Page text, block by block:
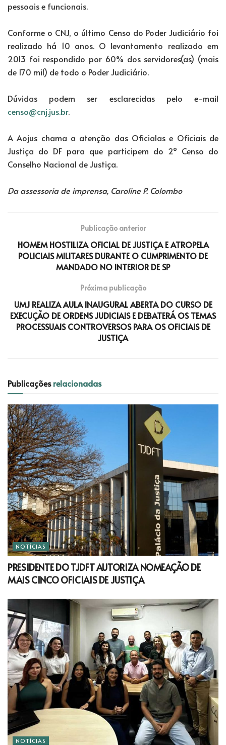
pessoais e funcionais.
Conforme o CNJ, o último Censo do Poder Judiciário foi
realizado há 10 anos. O levantamento realizado em
2013 foi respondido por 60% dos servidores(as) (mais
de 170 mil) de todo o Poder Judiciário.
Dúvidas podem ser esclarecidas pelo e-mail
censo@cnj.jus.br.
A Aojus chama a atenção das Oficialas e Oficiais de
Justiça do DF para que participem do 2º Censo do
Conselho Nacional de Justiça.
Da assessoria de imprensa, Caroline P. Colombo
Publicação anterior
HOMEM HOSTILIZA OFICIAL DE JUSTIÇA E ATROPELA
POLICIAIS MILITARES DURANTE O CUMPRIMENTO DE
MANDADO NO INTERIOR DE SP
Próxima publicação
UMJ REALIZA AULA INAUGURAL ABERTA DO CURSO DE
EXECUÇÃO DE ORDENS JUDICIAIS E DEBATERÁ OS TEMAS
PROCESSUAIS CONTROVERSOS PARA OS OFICIAIS DE
JUSTIÇA
Publicaçõesrelacionadas
NOTÍCIAS
PRESIDENTE DO TJDFT AUTORIZA NOMEAÇÃO DE
MAIS CINCO OFICIAIS DE JUSTIÇA
NOTÍCIAS